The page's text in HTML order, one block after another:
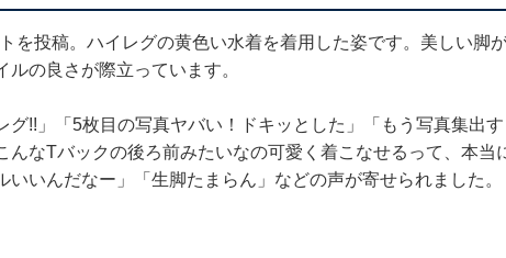
を投稿。ハイレグの黄色い水着を着用した姿です。美しい脚
の良さが際立っています。
グ!!」「5枚目の写真ヤバい！ドキッとした」「もう写真集出
んなTバックの後ろ前みたいなの可愛く着こなせるって、本当
いいんだなー」「生脚たまらん」などの声が寄せられました。